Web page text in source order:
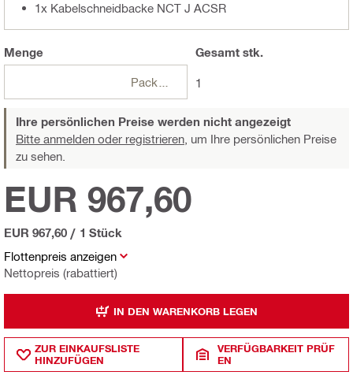
1x Kabelschneidbacke NCT J ACSR
Menge
Packungen
Gesamtstk.
1
Ihre persönlichen Preise werden nicht angezeigt
Bitte anmelden oder registrieren, um Ihre persönlichen Preise
zu sehen.
Flottenpreis anzeigen
Nettopreis (rabattiert)
EUR 967,60
EUR 967,60 / 1 Stück
IN DEN WARENKORB LEGEN
ZUR EINKAUFSLISTE
HINZUFÜGEN
VERFÜGBARKEIT PRÜF
EN